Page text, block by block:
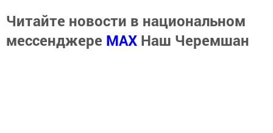
Читайте новости в национальном
мессенджере MАХ Наш Черемшан